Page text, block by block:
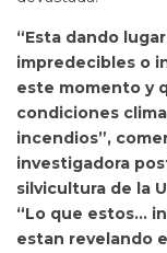
“Esta dando
impredecibles o
este momento y
condiciones
incendios”,
investigadora
silvicultura de la
“Lo que estos…
estan revelando